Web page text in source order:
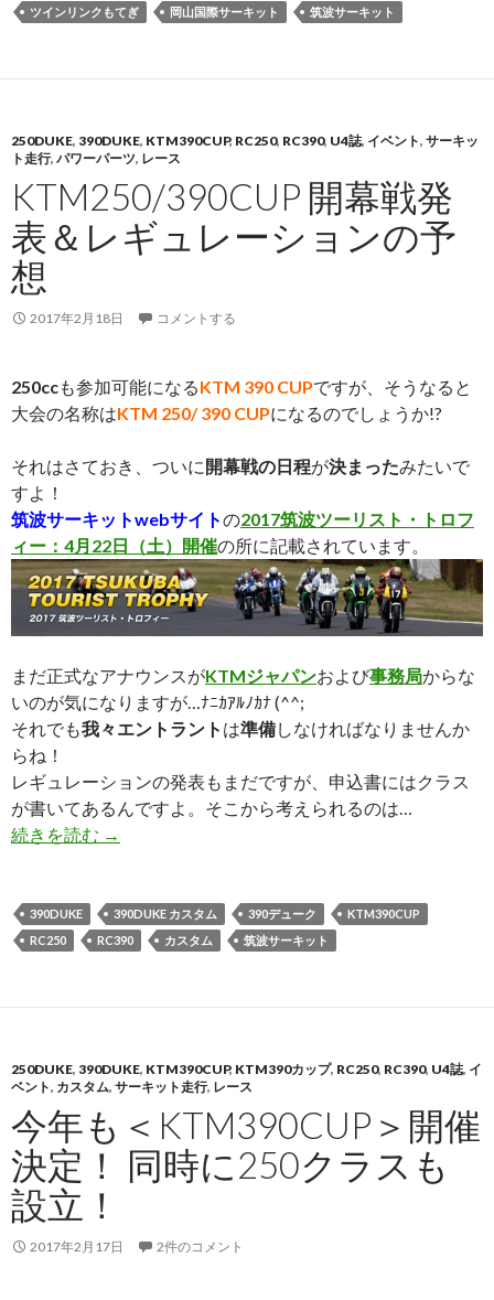
ツインリンクもてぎ
岡山国際サーキット 筑波サーキット
250DUKE, 390DUKE, KTM390CUP, RC250, RC390, U4誌, イベント, サーキッ
ト走行, パワーパーツ, レース
KTM250/390CUP 開幕戦発
表＆レギュレーションの予
想
2017年2月18日 コメントする
250ccも参加可能になるKTM 390 CUPですが、そうなると
大会の名称はKTM 250/ 390 CUPになるのでしょうか!?
それはさておき、ついに 開幕戦の日程が決まったみたいで
すよ！
筑波サーキットwebサイトの2017筑波ツーリスト・トロフ
ィー：4月22日（土）開催の所に記載されています。
まだ正式なアナウンスがKTMジャパンおよび事務局からな
いのが気になりますが…ﾅﾆｶｱﾙﾉｶﾅ (^^;
それでも我々エントラント は準備しなければなりませんか
らね！
レギュレーションの発表もまだですが、申込書にはクラス
が書いてあるんですよ。そこから考えられるのは…
続きを読む KTM250/390CUP 開幕戦発表＆レギュレーショ
→
390DUKE 390DUKE カスタム 390デューク
KTM390CUP
RC250
RC390 カスタム 筑波サーキット
250DUKE, 390DUKE, KTM390CUP, KTM390カップ, RC250, RC390, U4誌, イ
ベント, カスタム, サーキット走行, レース
今年も＜KTM390CUP＞開催
決定！ 同時に250クラスも
設立！
2017年2月17日 2件のコメント